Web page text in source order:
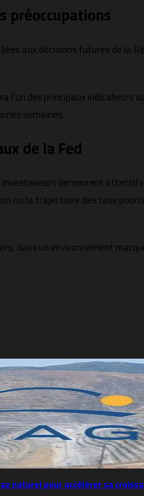
préoccupations
aux décisions futures de la
des principaux indicateurs
semaines.
de la Fed
demeurent
ou la trajectoire des taux
dans un environnement
naturel pour accélérer sa